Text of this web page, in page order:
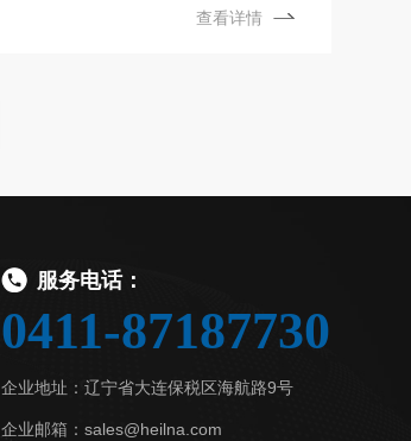
查看详情
服务电话：
0411-87187730
企业地址：辽宁省大连保税区海航路9号
企业邮箱：sales@heilna.com